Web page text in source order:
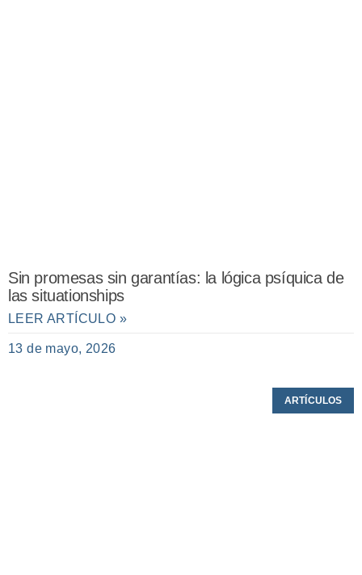
Sin promesas sin garantías: la lógica psíquica de
las situationships
LEER ARTÍCULO »
13 de mayo, 2026
ARTÍCULOS